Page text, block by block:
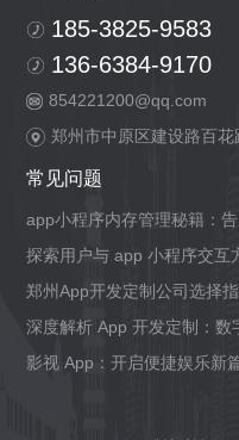
185-3825-9583
136-6384-9170
854221200@qq.com
郑州市中原区建设路百
常见问题
app小程序内存管理秘籍：
探索用户与 app 小程序交互
郑州App开发定制公司选择
深度解析 App 开发定制：数
影视 App：开启便捷娱乐新